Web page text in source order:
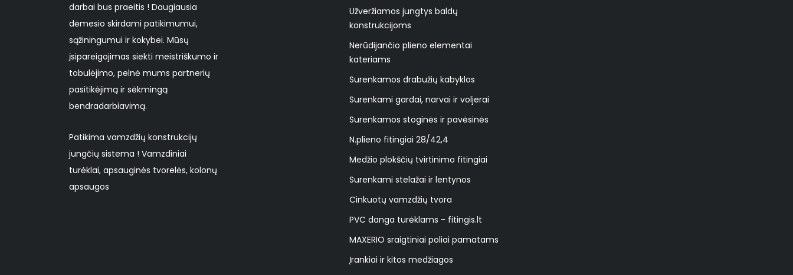
darbai bus praeitis ! Daugiausia
dėmesio skirdami patikimumui,
sąžiningumui ir kokybei. Mūsų
įsipareigojimas siekti meistriškumo ir
tobulėjimo, pelnė mums partnerių
pasitikėjimą ir sėkmingą
bendradarbiavimą.
Patikima vamzdžių konstrukcijų
jungčių sistema ! Vamzdiniai
turėklai, apsauginės tvorelės, kolonų
apsaugos
Užveržiamos jungtys baldų
konstrukcijoms
Nerūdijančio plieno elementai
kateriams
Surenkamos drabužių kabyklos
Surenkami gardai, narvai ir voljerai
Surenkamos stoginės ir pavėsinės
N.plieno fitingiai 28/42,4
Medžio plokščių tvirtinimo fitingiai
Surenkami stelažai ir lentynos
Cinkuotų vamzdžių tvora
PVC danga turėklams - fitingis.lt
MAXERIO sraigtiniai poliai pamatams
Įrankiai ir kitos medžiagos